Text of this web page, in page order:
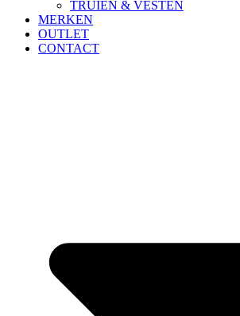
TRUIEN & VESTEN
MERKEN
OUTLET
CONTACT